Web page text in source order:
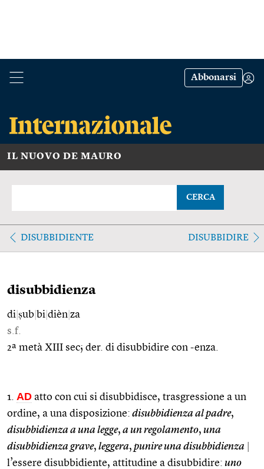
Abbonarsi
IL NUOVO DE MAURO
CERCA
DISUBBIDIENTE DISUBBIDIRE
disubbidienza
di ṣub bi dièn za
s.f.
2ª metà XIII sec; der. di disubbidire con -enza.
1. AD atto con cui si disubbidisce, trasgressione a un
ordine, a una disposizione: disubbidienza al padre,
disubbidienza a una legge, a un regolamento, una
disubbidienza grave, leggera, punire una disubbidienza
l’essere disubbidiente, attitudine a disubbidire: uno